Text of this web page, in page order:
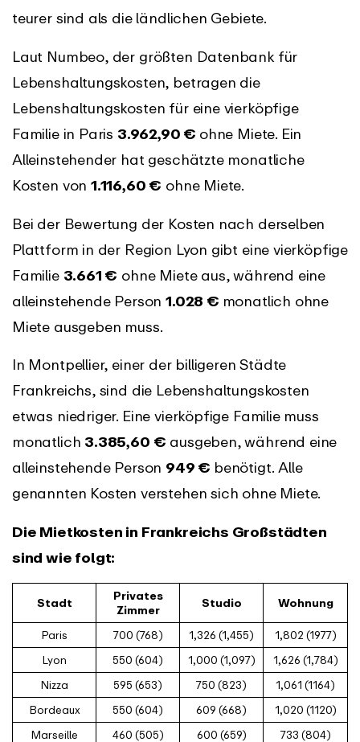
teurer sind als die ländlichen Gebiete.
Laut Numbeo, der größten Datenbank für
Lebenshaltungskosten, betragen die
Lebenshaltungskosten für eine vierköpfige
Familie in Paris 3.962,90 € ohne Miete. Ein
Alleinstehender hat geschätzte monatliche
Kosten von1.116,60 € ohne Miete.
Bei der Bewertung der Kosten nach derselben
Plattform in der Region Lyon gibt eine vierköpfige
Familie 3.661 € ohne Miete aus, während eine
alleinstehende Person1.028 € monatlich ohne
Miete ausgeben muss.
In Montpellier, einer der billigeren Städte
Frankreichs, sind die Lebenshaltungskosten
etwas niedriger. Eine vierköpfige Familie muss
monatlich 3.385,60 € ausgeben, während eine
alleinstehende Person 949 € benötigt. Alle
genannten Kosten verstehen sich ohne Miete.
Die Mietkosten in Frankreichs Großstädten
sind wie folgt:
Stadt
Privates
Zimmer
Studio Wohnung
Paris 700 (768) 1,326 (1,455)
1,802 (1977)
Lyon
550 (604) 1,000 (1,097)
1,626 (1,784)
Nizza
595 (653) 750 (823)
1,061 (1164)
Bordeaux
550 (604) 609 (668)
1,020 (1120)
Marseille
460 (505) 600 (659)
733 (804)